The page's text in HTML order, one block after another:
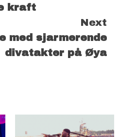
kraft
Next
med sjarmerende
divatakter på Øya